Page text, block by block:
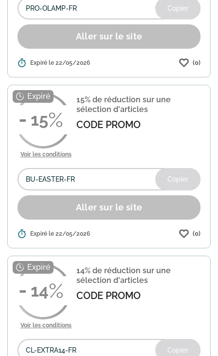
Copier
Aller sur le site
Détails : Home24 propose une offre spéciale
extérieur. Utilisez le code "PRO-OLAMP-
FR" lors de votre commande pour en
bénéficier. Les conditio... En savoir plus
Expiré le 22/05/2026 (0)
15
15% de réduction sur une
sélection d'articles
CODE PROMO
Voir les conditions
Copier
Aller sur le site
Détails : Home24 propose une offre de 15% de
signalés. Utilisez le code promo "BU-
EASTER-FR" lors de votre commande
pour en bénéficier. Les c...En savoir plus
Expiré le 22/05/2026 (0)
14
14% de réduction sur une
sélection d'articles
CODE PROMO
Voir les conditions
Copier